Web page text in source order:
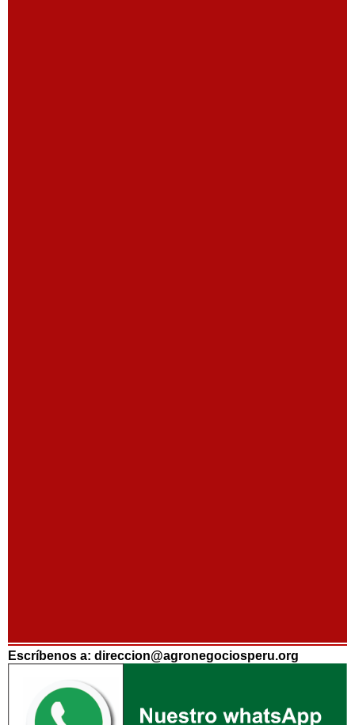
Escríbenos a: direccion@agronegociosperu.org